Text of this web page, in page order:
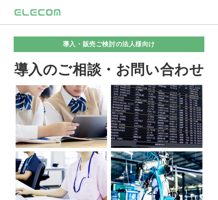
導入・販売ご検討の法人様向け
導入のご相談・お問い合わせ